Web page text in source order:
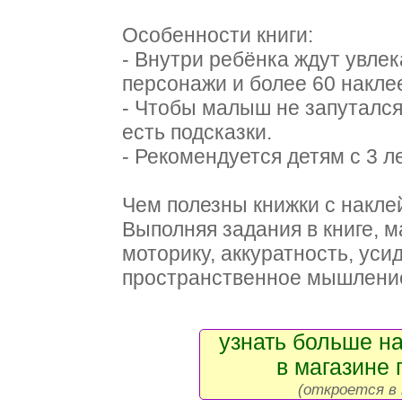
Особенности книги:
- Внутри ребёнка ждут
персонажи и более 60
- Чтобы малыш не
есть подсказки.
- Рекомендуется детям с 3
Чем полезны книжки с
Выполняя задания в книге,
моторику, аккуратность,
пространственное
узнать больше
в магазине
(откроется в